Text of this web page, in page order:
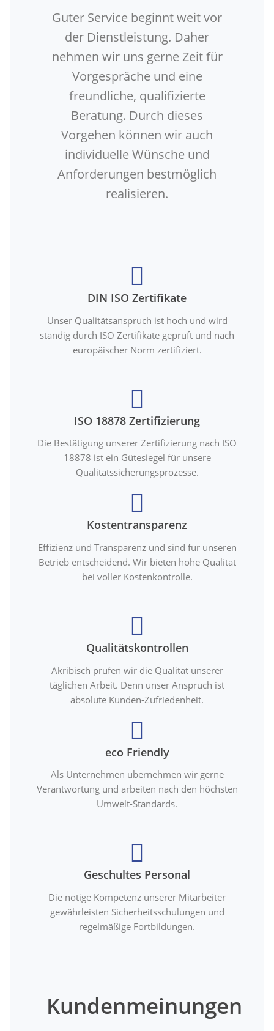
Guter Service beginnt weit vor
der Dienstleistung. Daher
nehmen wir uns gerne Zeit für
Vorgespräche und eine
freundliche, qualifizierte
Beratung. Durch dieses
Vorgehen können wir auch
individuelle Wünsche und
Anforderungen bestmöglich
realisieren.
DIN ISO Zertifikate
Unser Qualitätsanspruch ist hoch und wird
ständig durch ISO Zertifikate geprüft und nach
europäischer Norm zertifiziert.
ISO 18878 Zertifizierung
Die Bestätigung unserer Zertifizierung nach ISO
18878 ist ein Gütesiegel für unsere
Qualitätssicherungsprozesse.
Kostentransparenz
Effizienz und Transparenz und sind für unseren
Betrieb entscheidend. Wir bieten hohe Qualität
bei voller Kostenkontrolle.
Qualitätskontrollen
Akribisch prüfen wir die Qualität unserer
täglichen Arbeit. Denn unser Anspruch ist
absolute Kunden-Zufriedenheit.
eco Friendly
Als Unternehmen übernehmen wir gerne
Verantwortung und arbeiten nach den höchsten
Umwelt-Standards.
Geschultes Personal
Die nötige Kompetenz unserer Mitarbeiter
gewährleisten Sicherheitsschulungen und
regelmäßige Fortbildungen.
Kundenmeinungen